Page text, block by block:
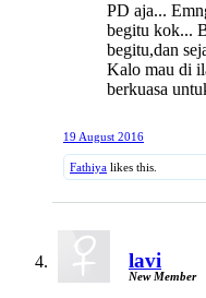
PD aja...
begitu kok...
begitu,dan
Kalo mau di
berkuasa
19 August 2016
Fathiya likes this.
lavi
New Member